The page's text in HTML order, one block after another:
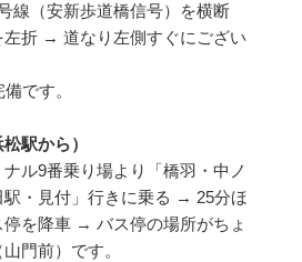
線（安新歩道橋信号）を横断
左折 → 道なり左側すぐにござい
です。
駅から）
ル9番乗り場より「橋羽・中ノ
駅・見付」行きに乗る → 25分ほ
停を降車 → バス停の場所がちょ
門前）です。